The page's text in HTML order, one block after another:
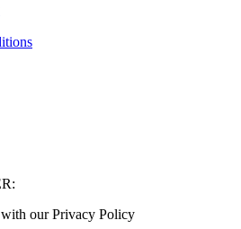
our Privacy Policy